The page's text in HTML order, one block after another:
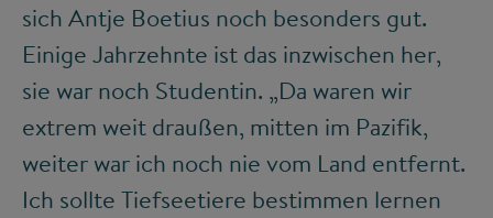
sich Antje Boetius noch besonders gut.
Einige Jahrzehnte ist das inzwischen her,
sie war noch Studentin. „Da waren wir
extrem weit draußen, mitten im Pazifik,
weiter war ich noch nie vom Land entfernt.
Ich sollte Tiefseetiere bestimmen lernen